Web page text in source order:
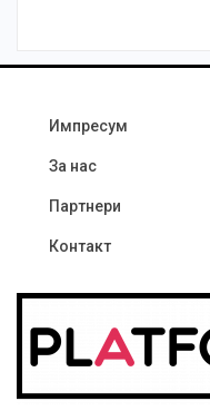
Импресум
За нас
Партнери
Контакт